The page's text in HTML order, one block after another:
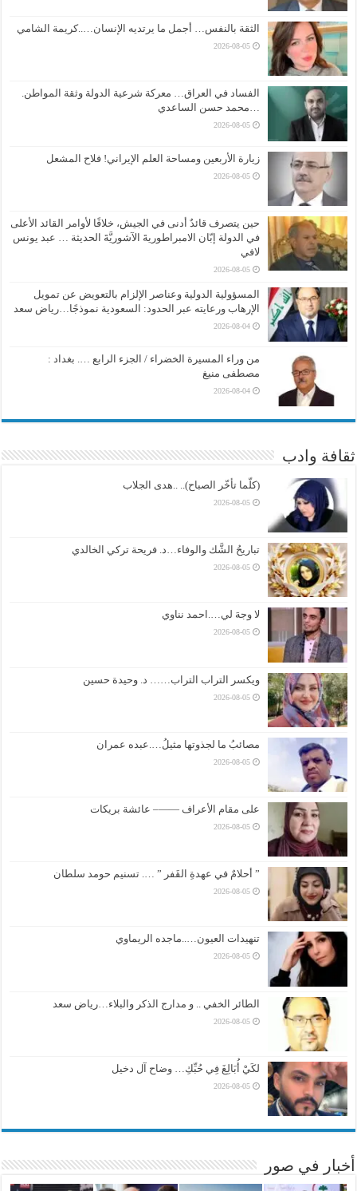
الثقة بالنفس… أجمل ما يرتديه الإنسان…..كريمة الشامي
2026-08-05
الفساد في العراق… معركة شرعية الدولة وثقة المواطن.
…محمد حسن الساعدي
2026-08-05
زيارة الأربعين ومساحة العلم الإيراني! فلاح المشعل
2026-08-05
حين يتصرف قائدٌ أدنى في الجيش، خلافًا لأوامر القائد الأعلى
في الدولة إبّان الامبراطوريةَ الآشوريَّةَ الحديثة … عبد يونس
لافي
2026-08-05
المسؤولية الدولية وعناصر الإلزام بالتعويض عن تمويل
الإرهاب ورعايته عبر الحدود: السعودية نموذجًا…رياض سعد
2026-08-04
من وراء المسيرة الخضراء / الجزء الرابع …. بغداد :
مصطفى منيغ
2026-08-04
ثقافة وادب
(كلّما تأخّر الصباح).. ..هدى الجلاب
2026-08-05
تباريحُ الشَّك والوفاء…د. فريحة تركي الخالدي
2026-08-05
لا وجهَ لي….احمد نناوي
2026-08-05
ويكسر التراب التراب…… د. وحيدة حسين
2026-08-05
مصائبُ ما لجذوتها مثيلُ….عبده عمران
2026-08-05
على مقام الأعراف ——– عائشة بريكات
2026-08-05
” أحلامٌ في عهدةِ القَفر ” …. تسنيم حومد سلطان
2026-08-05
تنهيدات العيون…..ماجده الريماوي
2026-08-05
الطائر الخفي .. و مدارج الذكر والبلاء…رياض سعد
2026-08-05
لكَيْ أُبَالِغَ فِي حُبِّكِ… وضاح آل دخيل
2026-08-05
أخبار في صور